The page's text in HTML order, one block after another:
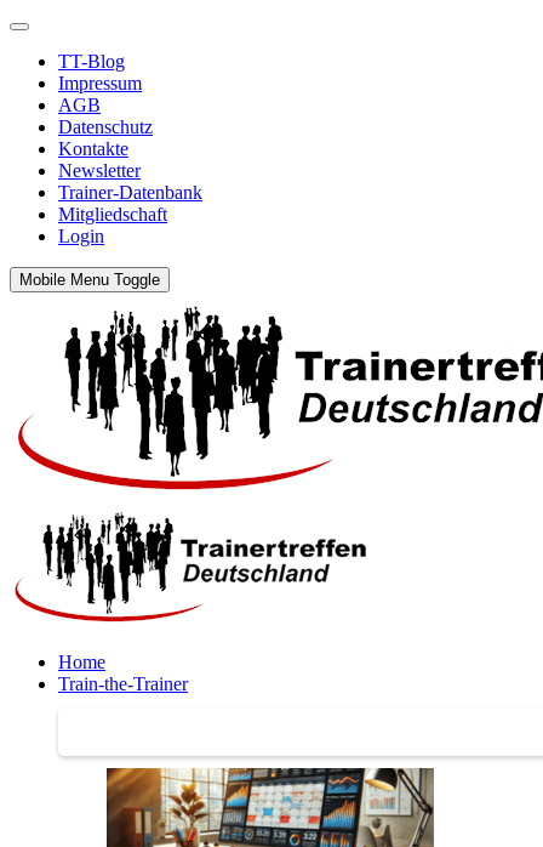
TT-Blog
Impressum
AGB
Datenschutz
Kontakte
Newsletter
Trainer-Datenbank
Mitgliedschaft
Login
Mobile Menu Toggle
Home
Train-the-Trainer